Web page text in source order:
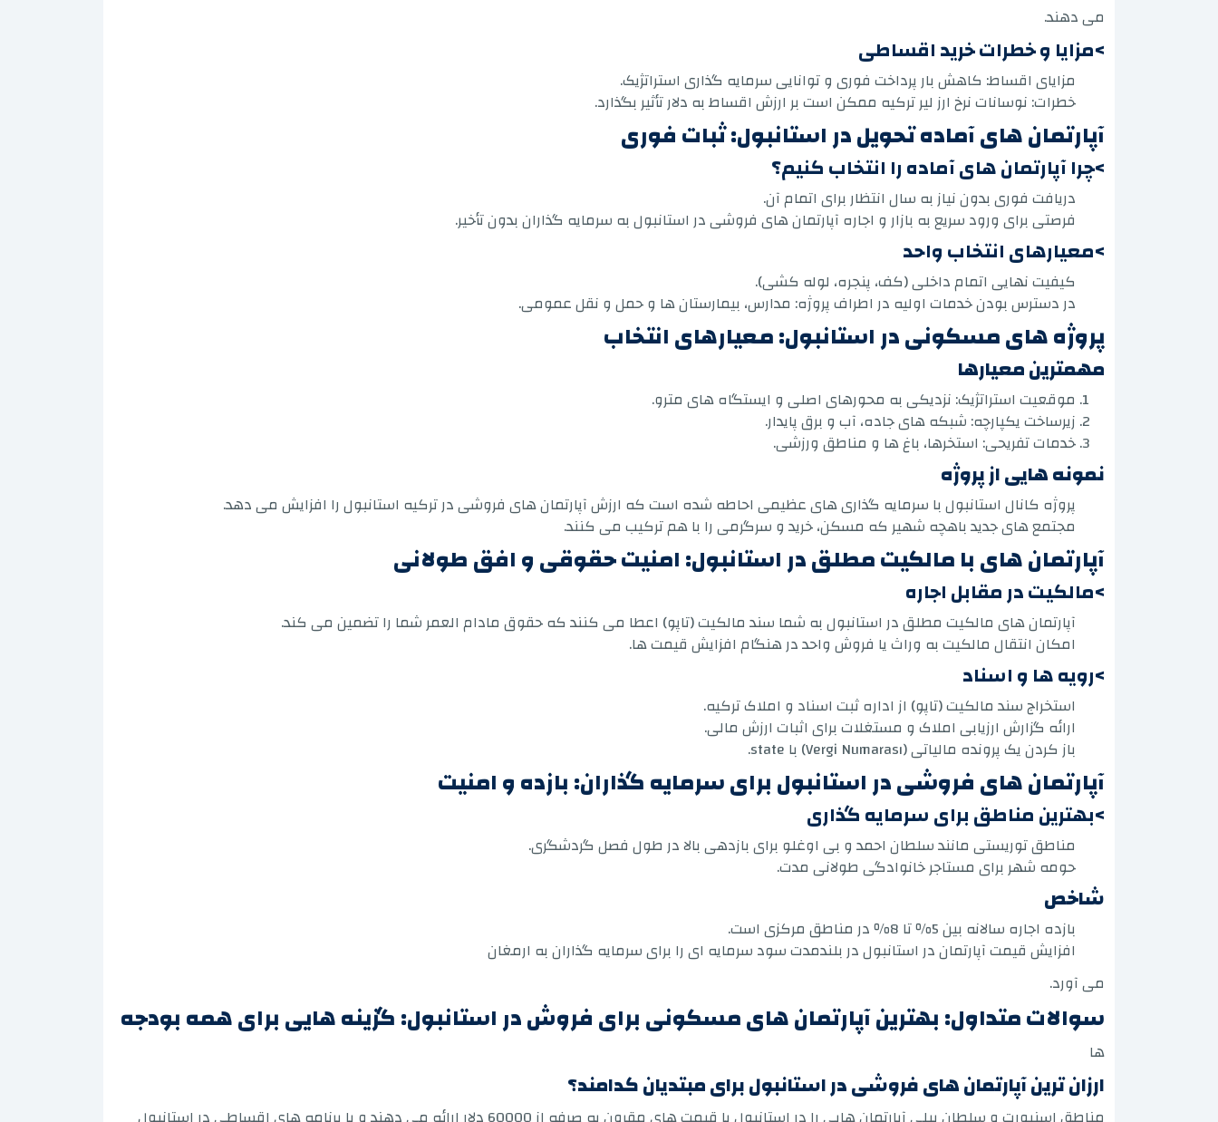
می دهند.
>مزایا و خطرات خرید اقساطی
مزایای اقساط: کاهش بار پرداخت فوری و توانایی سرمایه گذاری استراتژیک.
خطرات: نوسانات نرخ ارز لیر ترکیه ممکن است بر ارزش اقساط به دلار تأثیر بگذارد.
آپارتمان های آماده تحویل در استانبول: ثبات فوری
>چرا آپارتمان های آماده را انتخاب کنیم؟
دریافت فوری بدون نیاز به سال انتظار برای اتمام آن.
فرصتی برای ورود سریع به بازار و اجاره آپارتمان های فروشی در استانبول به سرمایه گذاران بدون تأخیر.
>معیارهای انتخاب واحد
کیفیت نهایی اتمام داخلی (کف، پنجره، لوله کشی).
در دسترس بودن خدمات اولیه در اطراف پروژه: مدارس، بیمارستان ها و حمل و نقل عمومی.
پروژه های مسکونی در استانبول: معیارهای انتخاب
مهمترین معیارها
موقعیت استراتژیک: نزدیکی به محورهای اصلی و ایستگاه های مترو.
زیرساخت یکپارچه: شبکه های جاده، آب و برق پایدار.
خدمات تفریحی: استخرها، باغ ها و مناطق ورزشی.
نمونه هایی از پروژه
پروژه کانال استانبول با سرمایه گذاری های عظیمی احاطه شده است که ارزش آپارتمان های فروشی در ترکیه استانبول را افزایش می دهد.
مجتمع های جدید باهچه شهیر که مسکن، خرید و سرگرمی را با هم ترکیب می کنند.
آپارتمان های با مالکیت مطلق در استانبول: امنیت حقوقی و افق طولانی
>مالکیت در مقابل اجاره
آپارتمان های مالکیت مطلق در استانبول به شما سند مالکیت (تاپو) اعطا می کنند که حقوق مادام العمر شما را تضمین می کند.
امکان انتقال مالکیت به وراث یا فروش واحد در هنگام افزایش قیمت ها.
>رویه ها و اسناد
استخراج سند مالکیت (تاپو) از اداره ثبت اسناد و املاک ترکیه.
ارائه گزارش ارزیابی املاک و مستغلات برای اثبات ارزش مالی.
باز کردن یک پرونده مالیاتی (Vergi Numarası) با state.
آپارتمان های فروشی در استانبول برای سرمایه گذاران: بازده و امنیت
>بهترین مناطق برای سرمایه گذاری
مناطق توریستی مانند سلطان احمد و بی اوغلو برای بازدهی بالا در طول فصل گردشگری.
حومه شهر برای مستاجر خانوادگی طولانی مدت.
شاخص
بازده اجاره سالانه بین 5٪ تا 8٪ در مناطق مرکزی است.
افزایش قیمت آپارتمان در استانبول در بلندمدت سود سرمایه ای را برای سرمایه گذاران به ارمغان
می آورد.
سوالات متداول: بهترین آپارتمان های مسکونی برای فروش در استانبول: گزینه هایی برای همه بودجه
ها
ارزان ترین آپارتمان های فروشی در استانبول برای مبتدیان کدامند؟